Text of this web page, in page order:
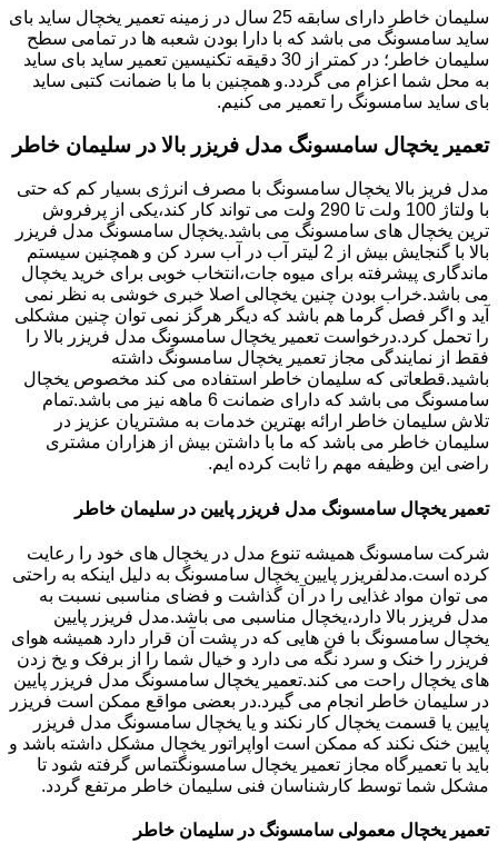
سلیمان خاطر دارای سابقه 25 سال در زمینه تعمیر یخچال ساید بای
ساید سامسونگ می باشد که با دارا بودن شعبه ها در تمامی سطح
سلیمان خاطر؛ در کمتر از 30 دقیقه تکنیسین تعمیر ساید بای ساید
به محل شما اعزام می گردد.و همچنین با ما با ضمانت کتبی ساید
بای ساید سامسونگ را تعمیر می کنیم.
تعمیر یخچال سامسونگ مدل فریزر بالا در سلیمان خاطر
مدل فریز بالا یخچال سامسونگ با مصرف انرژی بسیار کم که حتی
با ولتاژ 100 ولت تا 290 ولت می تواند کار کند،یکی از پرفروش
ترین یخچال های سامسونگ می باشد.یخچال سامسونگ مدل فریزر
بالا با گنجایش بیش از 2 لیتر آب در آب سرد کن و همچنین سیستم
ماندگاری پیشرفته برای میوه جات،انتخاب خوبی برای خرید یخچال
می باشد.خراب بودن چنین یخچالی اصلا خبری خوشی به نظر نمی
آید و اگر فصل گرما هم باشد که دیگر هرگز نمی توان چنین مشکلی
را تحمل کرد.درخواست تعمیر یخچال سامسونگ مدل فریزر بالا را
فقط از نمایندگی مجاز تعمیر یخچال سامسونگ داشته
باشید.قطعاتی که سلیمان خاطر استفاده می کند مخصوص یخچال
سامسونگ می باشد که دارای ضمانت 6 ماهه نیز می باشد.تمام
تلاش سلیمان خاطر ارائه بهترین خدمات به مشتریان عزیز در
سلیمان خاطر می باشد که ما با داشتن بیش از هزاران مشتری
راضی این وظیفه مهم را ثابت کرده ایم.
تعمیر یخچال سامسونگ مدل فریزر پایین در سلیمان خاطر
شرکت سامسونگ همیشه تنوع مدل در یخچال های خود را رعایت
کرده است.مدلفریزر پایین یخچال سامسونگ به دلیل اینکه به راحتی
می توان مواد غذایی را در آن گذاشت و فضای مناسبی نسبت به
مدل فریزر بالا دارد،یخچال مناسبی می باشد.مدل فریزر پایین
یخچال سامسونگ با فن هایی که در پشت آن قرار دارد همیشه هوای
فریزر را خنک و سرد نگه می دارد و خیال شما را از برفک و یخ زدن
های یخچال راحت می کند.تعمیر یخچال سامسونگ مدل فریزر پایین
در سلیمان خاطر انجام می گیرد.در بعضی مواقع ممکن است فریزر
پایین یا قسمت یخچال کار نکند و یا یخچال سامسونگ مدل فریزر
پایین خنک نکند که ممکن است اواپراتور یخچال مشکل داشته باشد و
باید با تعمیرگاه مجاز تعمیر یخچال سامسونگتماس گرفته شود تا
مشکل شما توسط کارشناسان فنی سلیمان خاطر مرتفع گردد.
تعمیر یخچال معمولی سامسونگ در سلیمان خاطر